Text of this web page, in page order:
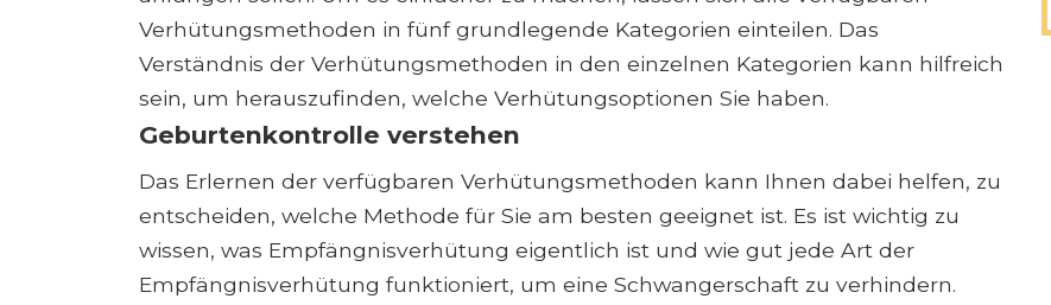
Verhütungsmethoden in fünf grundlegende Kategorien einteilen. Das
Verständnis der Verhütungsmethoden in den einzelnen Kategorien kann hilfreich
sein, um herauszufinden, welche Verhütungsoptionen Sie haben.
Geburtenkontrolle verstehen
Das Erlernen der verfügbaren Verhütungsmethoden kann Ihnen dabei helfen, zu
entscheiden, welche Methode für Sie am besten geeignet ist. Es ist wichtig zu
wissen, was Empfängnisverhütung eigentlich ist und wie gut jede Art der
Empfängnisverhütung funktioniert, um eine Schwangerschaft zu verhindern.